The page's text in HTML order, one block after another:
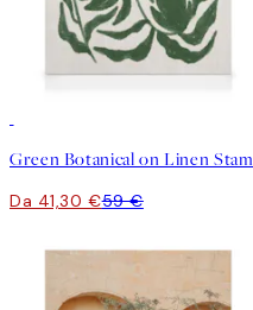
Da 41,30 €59 €